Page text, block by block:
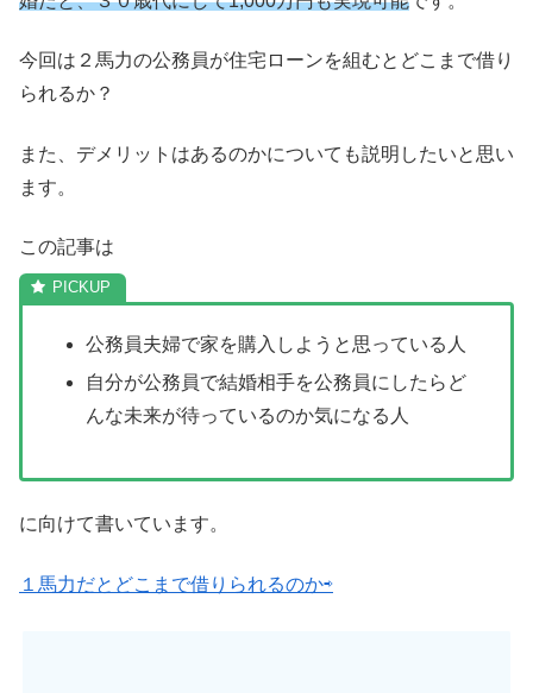
今回は２馬力の公務員が住宅ローンを組むとどこまで借り
られるか？
また、デメリットはあるのかについても説明したいと思い
ます。
この記事は
公務員夫婦で家を購入しようと思っている人
自分が公務員で結婚相手を公務員にしたらど
んな未来が待っているのか気になる人
に向けて書いています。
１馬力だとどこまで借りられるのか⇨